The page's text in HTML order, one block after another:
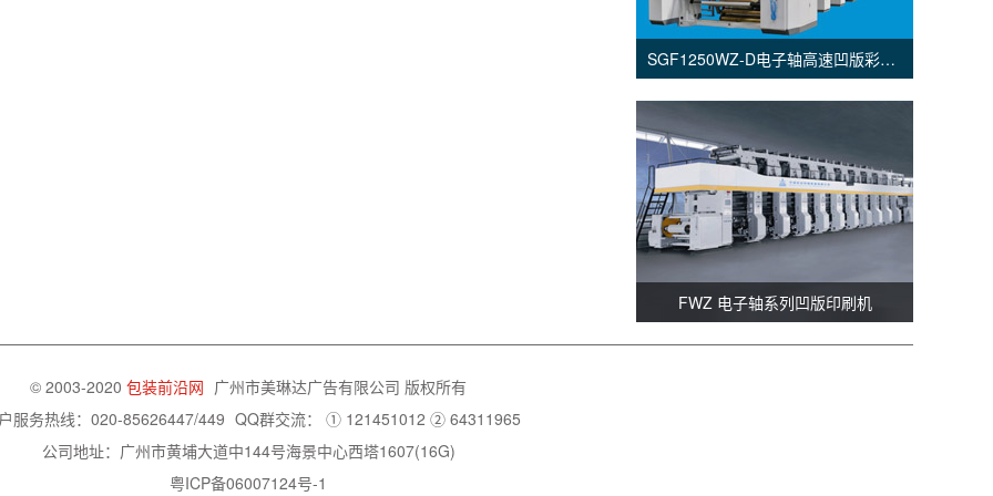
SGF1250WZ-D电子轴高速凹版彩印机
FWZ 电子轴系列凹版印刷机
© 2003-2020 包装前沿网 广州市美琳达广告有限公司 版权所有
服务热线：020-85626447/449 QQ群交流： ① 121451012 ② 64311965
公司地址：广州市黄埔大道中144号海景中心西塔1607(16G)
粤ICP备06007124号-1